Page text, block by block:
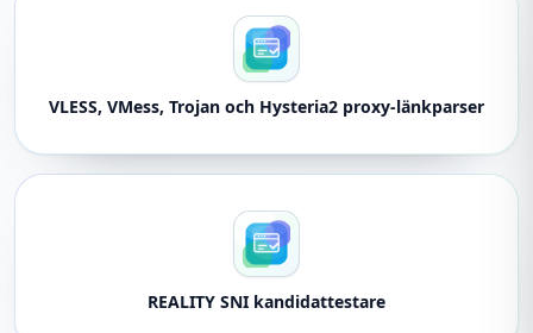
VLESS, VMess, Trojan och Hysteria2 proxy-länkparser
REALITY SNI kandidattestare